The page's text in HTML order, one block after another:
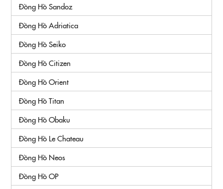
Đồng Hồ Sandoz
Đồng Hồ Adriatica
Đồng Hồ Seiko
Đồng Hồ Citizen
Đồng Hồ Orient
Đồng Hồ Titan
Đồng Hồ Obaku
Đồng Hồ Le Chateau
Đồng Hồ Neos
Đồng Hồ OP